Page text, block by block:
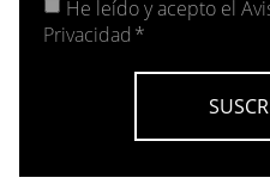
He leído y acepto el
Privacidad *